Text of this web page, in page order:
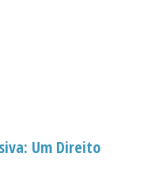
Um Direito